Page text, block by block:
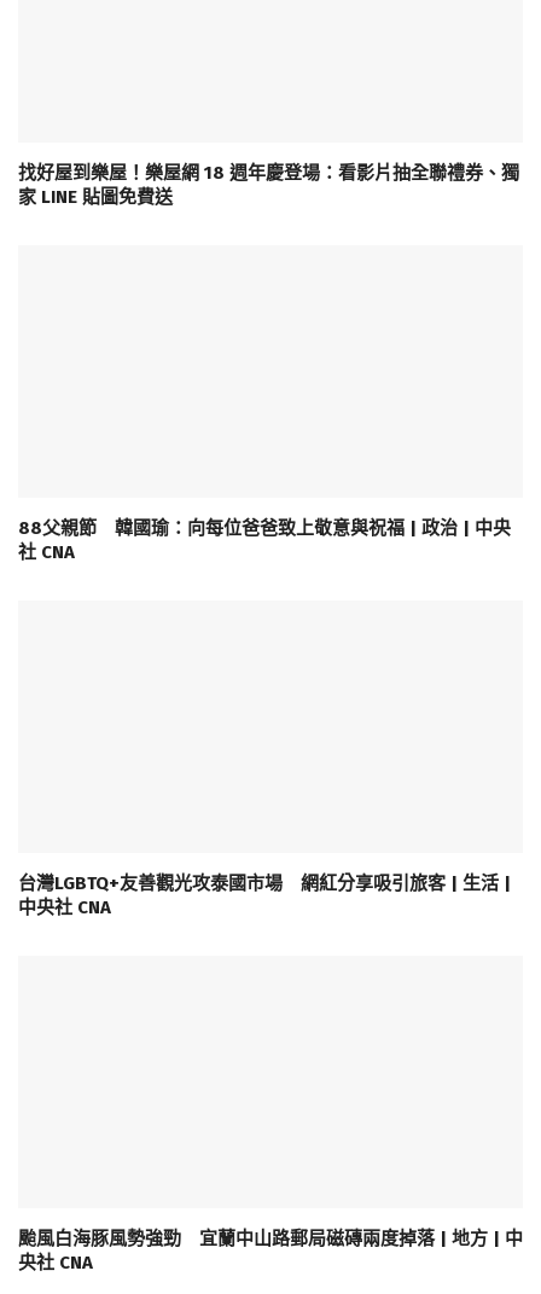
找好屋到樂屋！樂屋網 18 週年慶登場：看影片抽全聯禮券、獨
家 LINE 貼圖免費送
88父親節 韓國瑜：向每位爸爸致上敬意與祝福 | 政治 | 中央
社 CNA
台灣LGBTQ+友善觀光攻泰國市場 網紅分享吸引旅客 | 生活 |
中央社 CNA
颱風白海豚風勢強勁 宜蘭中山路郵局磁磚兩度掉落 | 地方 | 中
央社 CNA